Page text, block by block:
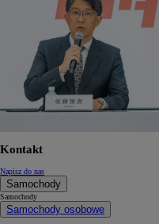
Kontakt
Napisz do nas
Samochody
Samochody
Samochody osobowe